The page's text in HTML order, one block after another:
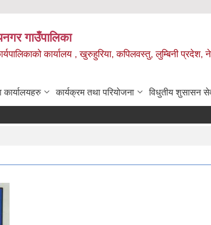
गाउँपालिका
कार्यालय , खुरुहुरिया, कपिलवस्तु, लुम्बिनी प्रदेश,
कार्यालयहरु कार्यक्रम तथा परियोजना विधुतीय शुसासन